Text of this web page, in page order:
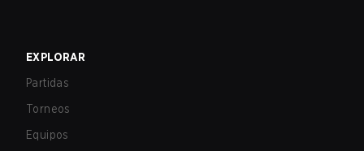
EXPLORAR
Partidas
Torneos
Equipos